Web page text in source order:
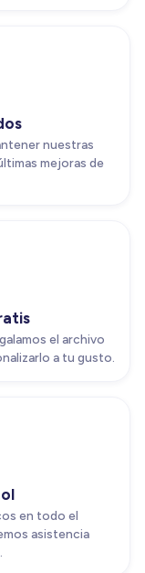
nuestras
mejoras de
el archivo
a tu gusto.
en todo el
asistencia